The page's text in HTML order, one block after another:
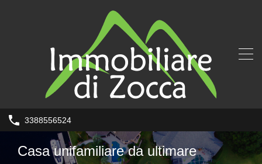
3388556524
Casa unifamiliare da ultimare